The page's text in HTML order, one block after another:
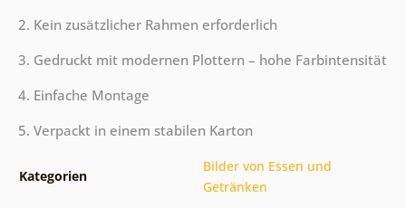
2. Kein zusätzlicher Rahmen erforderlich
3. Gedruckt mit modernen Plottern – hohe Farbintensität
4. Einfache Montage
5. Verpackt in einem stabilen Karton
Kategorien
Bilder von Essen und
Getränken